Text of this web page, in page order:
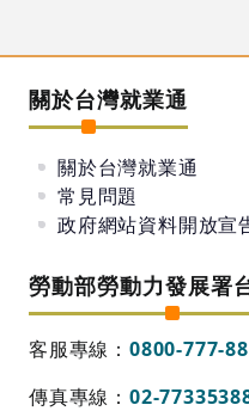
關於台灣就業通
關於台灣就業通
常見問題
政府網站資料開放宣
勞動部勞動力發展署
客服專線： 0800-777-
傳真專線： 02-